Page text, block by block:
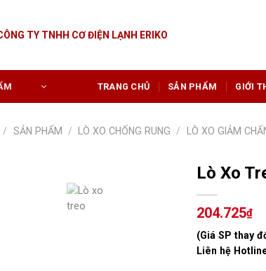
TY TNHH CƠ ĐIỆN LẠNH ERIKO
TRANG CHỦ SẢN PHẨM GIỚI
/ SẢN PHẨM / LÒ XO CHỐNG RUNG / LÒ XO GIẢM
Lò Xo
204.725₫
(Giá SP thay
Liên hệ